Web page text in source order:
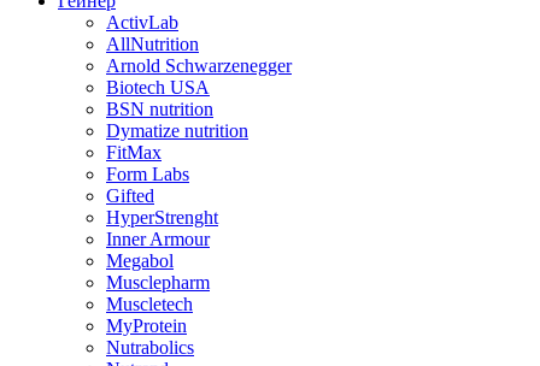
ActivLab
AllNutrition
Arnold Schwarzenegger
Biotech USA
BSN nutrition
Dymatize nutrition
FitMax
Form Labs
Gifted
HyperStrenght
Inner Armour
Megabol
Musclepharm
Muscletech
MyProtein
Nutrabolics